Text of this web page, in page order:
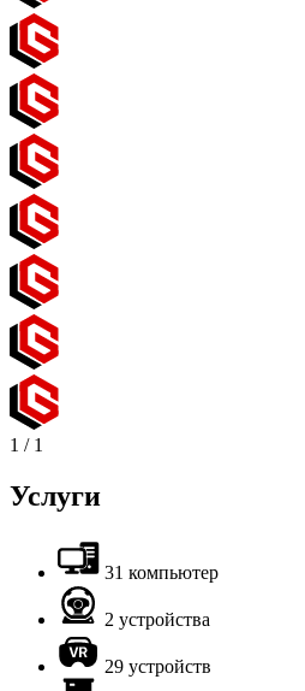
1 / 1
Услуги
31 компьютер
2 устройства
29 устройств